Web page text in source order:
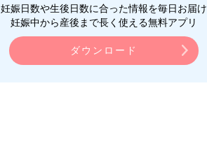
妊娠日数や生後日数に合った情報を毎日お届け
妊娠中から産後まで長く使える無料アプリ
ダウンロード